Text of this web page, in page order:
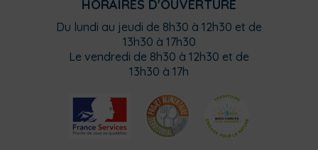
HORAIRES D'OUVERTURE
Du lundi au jeudi de 8h30 à 12h30 et de
13h30 à 17h30
Le vendredi de 8h30 à 12h30 et de
13h30 à 17h